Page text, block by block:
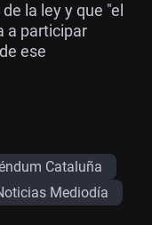
la ley y que "el
a participar
ese
Cataluña
Mediodía